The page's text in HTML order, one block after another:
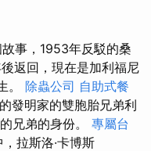
事，1953年反駁的桑
返回，現在是加利福尼
。 除蟲公司 自助式餐
發明家的雙胞胎兄弟利
兄弟的身份。 專屬台
拉斯洛·卡博斯